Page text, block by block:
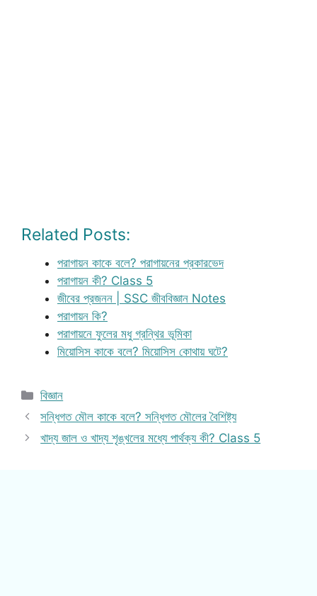
Related Posts:
পরাগায়ন কাকে বলে? পরাগায়নের প্রকারভেদ
পরাগায়ন কী? Class 5
জীবের প্রজনন | SSC জীববিজ্ঞান Notes
পরাগায়ন কি?
পরাগায়নে ফুলের মধু গ্রন্থির ভূমিকা
মিয়োসিস কাকে বলে? মিয়োসিস কোথায় ঘটে?
Categories
বিজ্ঞান
সন্ধিগত মৌল কাকে বলে? সন্ধিগত মৌলের বৈশিষ্ট্য
খাদ্য জাল ও খাদ্য শৃঙ্খলের মধ্যে পার্থক্য কী? Class 5